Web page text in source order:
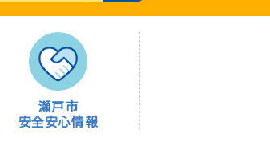
瀬戸市
安全安心情報